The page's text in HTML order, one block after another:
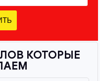
КОТОРЫЕ